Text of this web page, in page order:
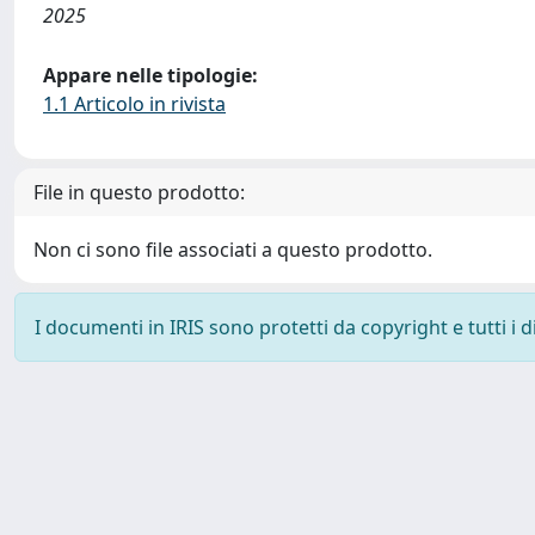
2025
Appare nelle tipologie:
1.1 Articolo in rivista
File in questo prodotto:
Non ci sono file associati a questo prodotto.
I documenti in IRIS sono protetti da copyright e tutti i